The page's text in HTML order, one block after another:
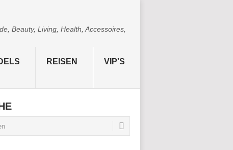
Beauty, Living, Health, Accessoires,
REISEN VIP'S